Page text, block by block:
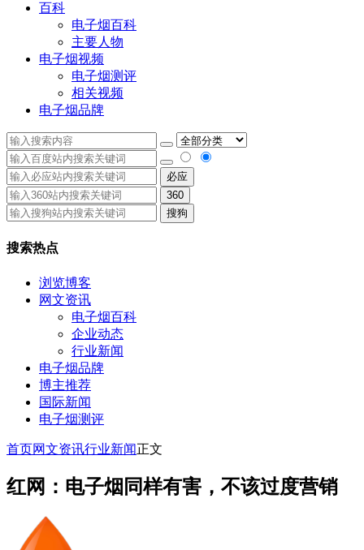
百科
电子烟百科
主要人物
电子烟视频
电子烟测评
相关视频
电子烟品牌
必应
360
搜狗
搜索热点
浏览博客
网文资讯
电子烟百科
企业动态
行业新闻
电子烟品牌
博主推荐
国际新闻
电子烟测评
首页网文资讯行业新闻正文
红网：电子烟同样有害，不该过度营销